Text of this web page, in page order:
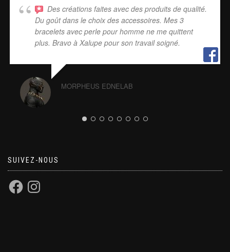
Des créations faites avec des produits de qualité.
Du goût dans le choix des accessoires. Mes 3
bracelets avec perle pour homme ne me quittent
plus. Bravo à Xalupe pour son travail soigné.
MORPHEUS EDNELAB
SUIVEZ-NOUS